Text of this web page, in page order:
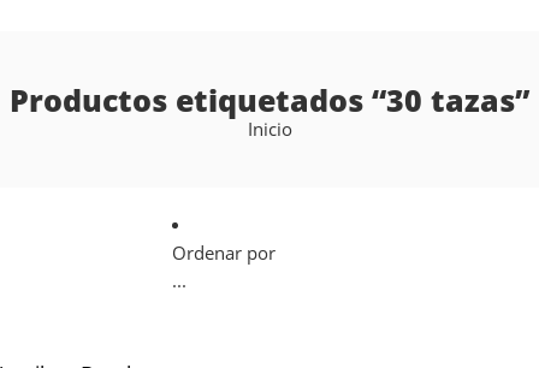
Productos etiquetados “30 tazas”
Inicio
Ordenar por
...